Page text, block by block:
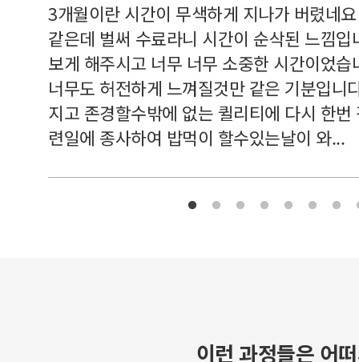
3개월이란 시간이 무색하게 지나가 버렸네
같은데 벌써 수료라니 시간이 순삭된 느낌
보게 해주시고 너무 너무 소중한 시간이었
너무도 허전하게 느껴질것만 같은 기분입니
지고 존경할수밖에 없는 퀼리티에 다시 한
련일에 종사하여 밥먹이 할수있는날이 와...
이런 과정들은 어